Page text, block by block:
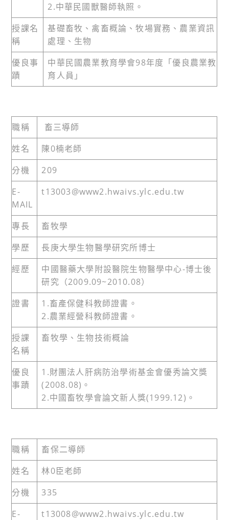
2.中華民國獸醫師執照。
授課名
稱
基礎畜牧、禽畜概論、牧場實務、農業資訊
處理、生物
優良事
蹟
中華民國農業教育學會98年度「優良農業教
育人員」
職稱
畜三導師
姓名
陳0楠老師
分機
209
E-
MAIL
t13003@www2.hwaivs.ylc.edu.tw
專長
畜牧學
學歷
長庚大學生物醫學研究所博士
經歷
中國醫藥大學附設醫院生物醫學中心-博士後
研究（2009.09~2010.08）
證書
1.畜產保健科教師證書。
2.農業經營科教師證書。
授課
名稱
畜牧學、生物技術概論
優良
事蹟
1.財團法人肝病防治學術基金會優秀論文獎
(2008.08)。
2.中國畜牧學會論文新人獎(1999.12)。
職稱
畜保二導師
姓名
林0臣老師
分機
335
E-
t13008@www2.hwaivs.ylc.edu.tw